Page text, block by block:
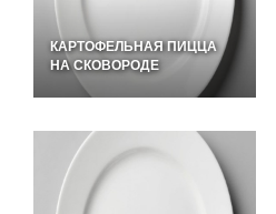
КАРТОФЕЛЬНАЯ ПИЦЦА
НА СКОВОРОДЕ